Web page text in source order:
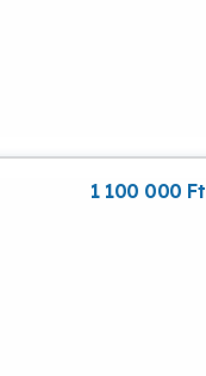
1 100 000 Ft